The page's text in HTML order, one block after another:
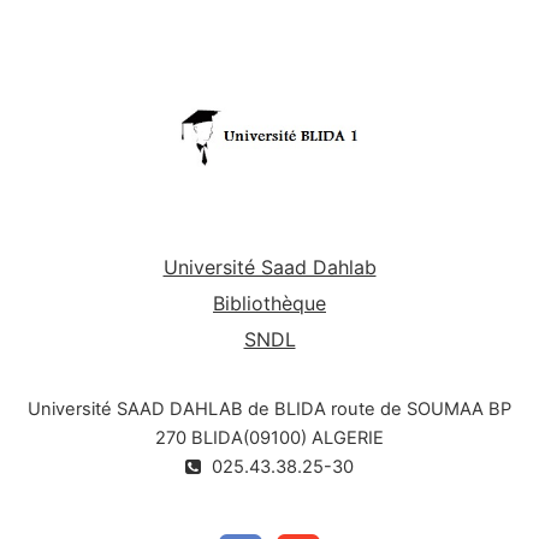
Université Saad Dahlab
Bibliothèque
SNDL
Université SAAD DAHLAB de BLIDA route de SOUMAA BP
270 BLIDA(09100) ALGERIE
025.43.38.25-30